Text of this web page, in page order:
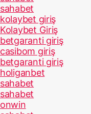
sahabet
kolaybet giriş
Kolaybet Giriş
betgaranti giriş
casibom giriş
betgaranti giriş
holiganbet
sahabet
sahabet
onwin